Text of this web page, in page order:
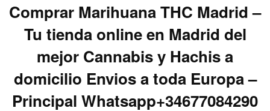
Comprar Marihuana THC Madrid –
Tu tienda online en Madrid del
mejor Cannabis y Hachis a
domicilio Envios a toda Europa –
Principal Whatsapp+34677084290